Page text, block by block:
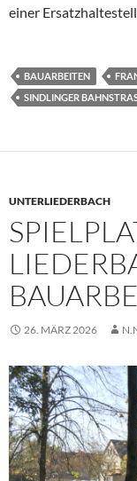
einer
BAUARBEITEN
SINDLINGER
UNTERLIEDERBACH
26. MÄRZ 2026